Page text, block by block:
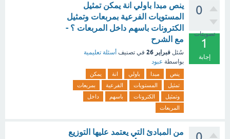
0
تصويتات
1
إجابة
ينص مبدا باولي انة يمكن تمثيل
المستويات الفرعية بمربعات وتمثيل
الكترونات باسهم داخل المربعات ؟ -
مع الشرح
سُئل فبراير 26 في تصنيف أسئلة تعليمية
بواسطة عبود
ينص مبدا باولي انة
يمكن
تمثيل
المستويات الفرعية
بمربعات
وتمثيل
الكترونات باسهم
داخل
المربعات
من المبادئ التي يعتمد عليها التوزيع